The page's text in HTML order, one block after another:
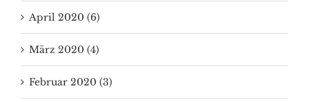
April 2020 (6)
März 2020 (4)
Februar 2020 (3)